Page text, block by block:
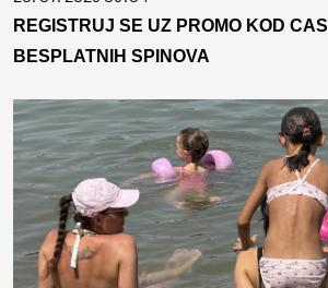
REGISTRUJ SE UZ PROMO KOD
BESPLATNIH SPINOVA